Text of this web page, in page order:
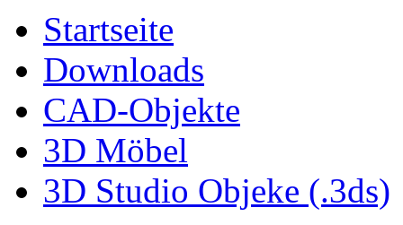
Startseite
Downloads
CAD-Objekte
3D Möbel
3D Studio Objeke (.3ds)